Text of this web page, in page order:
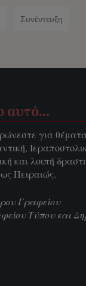
Συνέντευξη
αυτό…
για
και λοιπή
Πειραιώς.
Γραφείου
Τύπου και